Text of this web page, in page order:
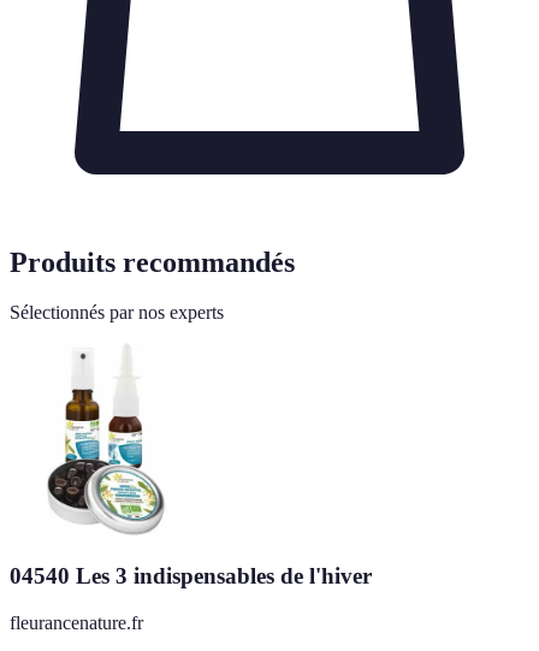
Produits recommandés
Sélectionnés par nos experts
04540 Les 3 indispensables de l'hiver
fleurancenature.fr